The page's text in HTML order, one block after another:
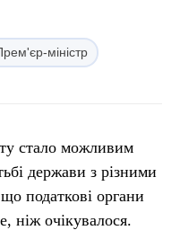
міністр
стало можливим
держави з різними
податкові органи
ніж очікувалося.